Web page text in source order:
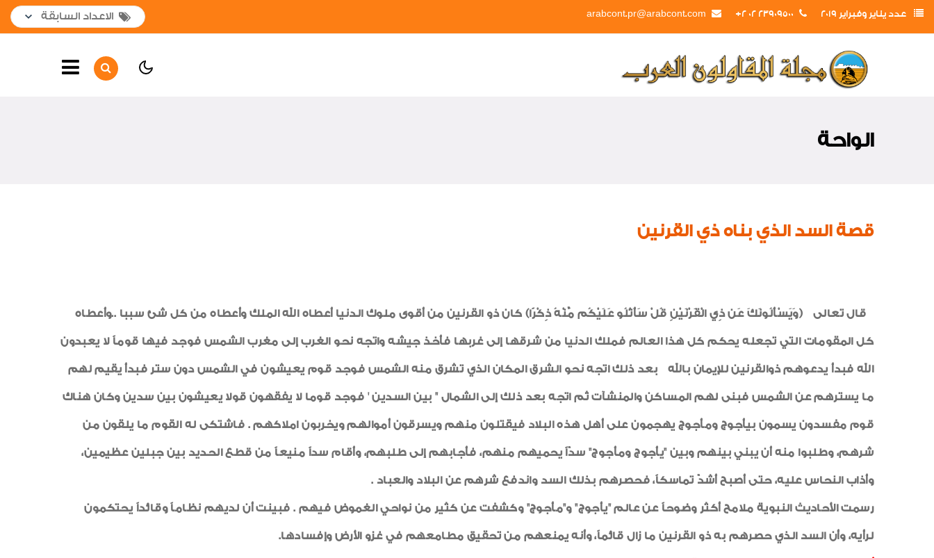
عدد يناير وفبراير 2019 23909500 02 2+
arabcont.pr@arabcont.com
صور من العدد
رياضة
خواطر إيمانية
الواحة
قصة السد الذي بناه ذي القرنين
قال تعالى (وَيَسْأَلُونَكَ عَن ذِي الْقَرْنَيْنِ قُلْ سَأَتْلُو عَلَيْكُم مِّنْهُ ذِكْرًا) كان ذو القرنين من أقوى ملوك الدنيا أعطاه الله الملك وأعطاه من كل شئ سببا ..وأعطاه
كل المقومات التي تجعله يحكم كل هذا العالم فملك الدنيا من شرقها إلى غربها فأخذ جيشه واتجه نحو الغرب إلى مغرب الشمس فوجد فيها قوماً لا يعبدون
الله فبدأ يدعوهم ذوالقرنين للإيمان بالله بعد ذلك اتجه نحو الشرق المكان الذي تشرق منه الشمس فوجد قوم يعيشون في الشمس دون ستر فبدأ يقيم لهم
ما يسترهم عن الشمس فبنى لهم المساكن والمنشآت ثم اتجه بعد ذلك إلى الشمال " بين السدين ' فوجد قوما لا يفقهون قولا يعيشون بين سدين وكان هناك
قوم مفسدون يسمون بيأجوج ومأجوج يهجمون على أهل هذه البلاد فيقتلون منهم ويسرقون أموالهم ويخربون املاكهم . فاشتكى له القوم ما يلقون من
شرهم، وطلبوا منه أن يبني بينهم وبين "يأجوج ومأجوج" سدّاً يحميهم منهم، فأجابهم إلى طلبهم، وأقام سداً منيعاً من قطع الحديد بين جبلين عظيمين،
وأذاب النحاس عليه، حتى أصبح أشدّ تماسكاً، فحصرهم بذلك السد واندفع شرهم عن البلاد والعباد .
رسمت الأحاديث النبوية ملامح أكثر وضوحاً عن عالم "يأجوج" و"مأجوج" وكشفت عن كثير من نواحي الغموض فيهم . فبينت أن لديهم نظاماً وقائداً يحتكمون
لرأيه، وأن السد الذي حصرهم به ذو القرنين ما زال قائماً، وأنه يمنعهم من تحقيق مطامعهم في غزو الأرض وإفسادها.